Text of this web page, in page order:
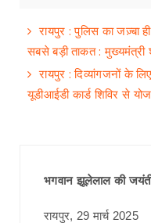
रायपुर : पुलिस का जज़्बा
सबसे बड़ी ताकत : मुख्यमंत्री
रायपुर : दिव्यांगजनों के
यूडीआईडी कार्ड शिविर से
भगवान झूलेलाल की जयंती
रायपुर, 29 मार्च 2025